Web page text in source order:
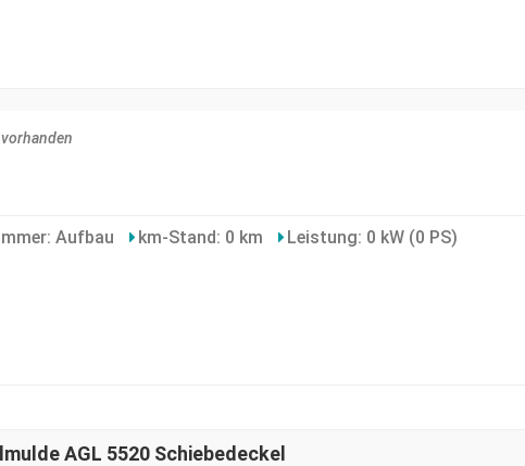
Aufbau km-Stand: 0 km Leistung: 0 kW (0 PS)
AGL 5520 Schiebedeckel